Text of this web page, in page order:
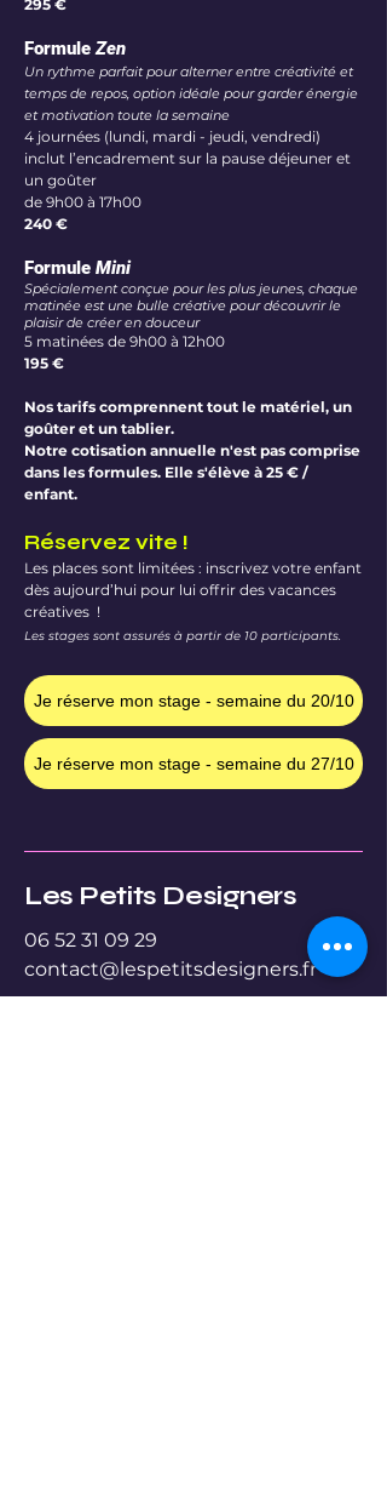
295 €
FormuleZen
Un rythme parfait pour alterner entre créativité et
temps de repos, option idéale pour garder énergie
et motivation toute la semaine
4 journées (lundi, mardi - jeudi, vendredi)
inclut l’encadrement sur la pause déjeuner et
un goûter
de 9h00 à 17h00
240 €
Formule Mini
Spécialement conçue pour les plus jeunes, chaque
matinée est une bulle créative pour découvrir le
plaisir de créer en douceur
5 matinées de 9h00 à 12h00
195 €
Nos tarifs comprennent tout le matériel, un
goûter et un tablier.
Notre cotisation annuelle n'est pas comprise
dans les formules. Elle s'élève à 25 € /
enfant.
Réservez vite !
Les places sont limitées : inscrivez votre enfant
dès aujourd’hui pour lui offrir des vacances
créatives !
Les stages sont assurés à partir de 10 participants.
Je réserve mon stage - semaine du 20/10
Je réserve mon stage - semaine du 27/10
Les Petits Designers
06 52 31 09 29
contact@lespetitsdesigners.fr